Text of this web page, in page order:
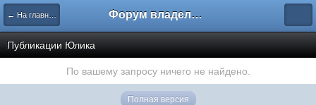
← На главную Форум владельцев интернет-магазинов
Публикации Юлика
По вашему запросу ничего не найдено.
Полная версия